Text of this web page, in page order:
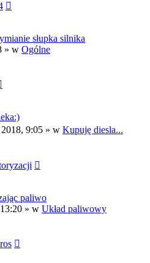
słupka silnika
» w Ogólne
9:05 » w Kupuję diesla...
paliwo
» w Układ paliwowy